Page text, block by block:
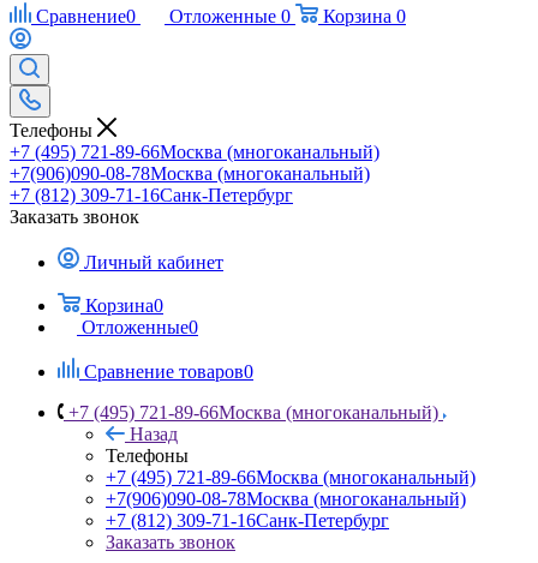
Сравнение0 Отложенные 0 Корзина 0
Телефоны
+7 (495) 721-89-66Москва (многоканальный)
+7(906)090-08-78Москва (многоканальный)
+7 (812) 309-71-16Санк-Петербург
Заказать звонок
Личный кабинет
Корзина0
Отложенные0
Сравнение товаров0
+7 (495) 721-89-66Москва (многоканальный)
Назад
Телефоны
+7 (495) 721-89-66Москва (многоканальный)
+7(906)090-08-78Москва (многоканальный)
+7 (812) 309-71-16Санк-Петербург
Заказать звонок